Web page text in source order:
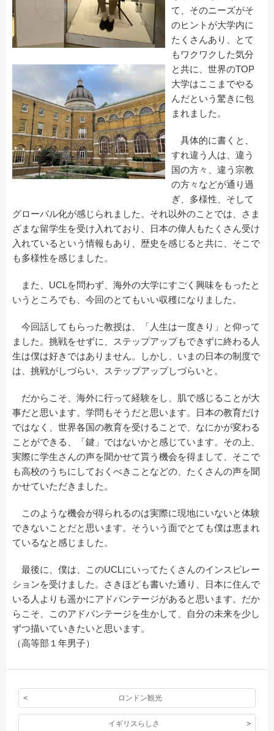
て、そのニーズがそ
のヒントが大学内に
たくさんあり、とて
もワクワクした気分
と共に、世界のTOP
大学はここまでやる
んだという驚きに包
まれました。
具体的に書くと、
すれ違う人は、違う
国の方々、違う宗教
の方々などが通り過
ぎ、多様性、そして
グローバル化が感じられました。それ以外のことでは、さま
ざまな留学生を受け入れており、日本の偉人もたくさん受け
入れているという情報もあり、歴史を感じると共に、そこで
も多様性を感じました。
また、UCLを問わず、海外の大学にすごく興味をもったと
いうところでも、今回のとてもいい収穫になりました。
今回話してもらった教授は、「人生は一度きり」と仰って
ました。挑戦をせずに、ステップアップもできずに終わる人
生は僕は好きではありません。しかし、いまの日本の制度で
は、挑戦がしづらい、ステップアップしづらいと。
だからこそ、海外に行って経験をし、肌で感じることが大
事だと思います。学問もそうだと思います。日本の教育だけ
ではなく、世界各国の教育を受けることで、なにかが変わる
ことができる、「鍵」ではないかと感じています。その上、
実際に学生さんの声を聞かせて貰う機会を得まして、そこで
も高校のうちにしておくべきことなどの、たくさんの声を聞
かせていただきました。
このような機会が得られるのは実際に現地にいないと体験
できないことだと思います。そういう面でとても僕は恵まれ
ているなと感じました。
最後に、僕は、このUCLにいってたくさんのインスピレー
ションを受けました。さきほども書いた通り、日本に住んで
いる人よりも遥かにアドバンテージがあると思います。だか
らこそ、このアドバンテージを生かして、自分の未来を少し
ずつ描いていきたいと思います。
（高等部１年男子）
ロンドン観光
イギリスらしさ